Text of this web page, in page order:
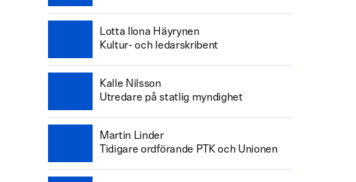
Lotta Ilona Häyrynen
Kultur- och ledarskribent
Kalle Nilsson
Utredare på statlig myndighet
Martin Linder
Tidigare ordförande PTK och Unionen